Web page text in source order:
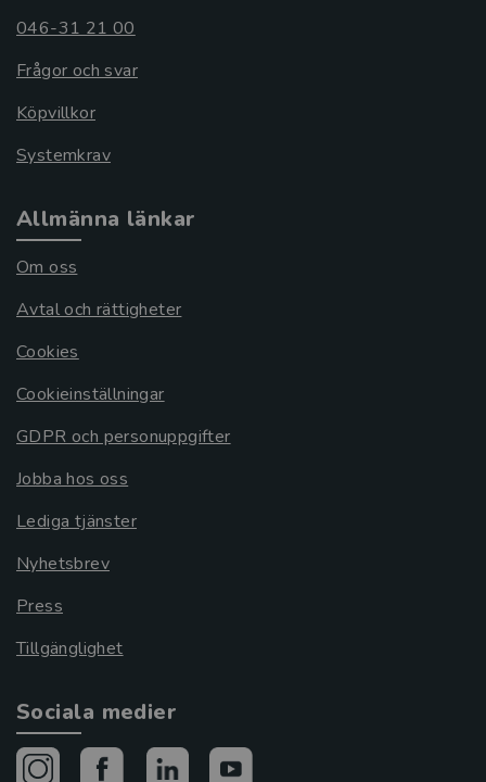
046-31 21 00
Frågor och svar
Köpvillkor
Systemkrav
Allmänna länkar
Om oss
Avtal och rättigheter
Cookies
Cookieinställningar
GDPR och personuppgifter
Jobba hos oss
Lediga tjänster
Nyhetsbrev
Press
Tillgänglighet
Sociala medier